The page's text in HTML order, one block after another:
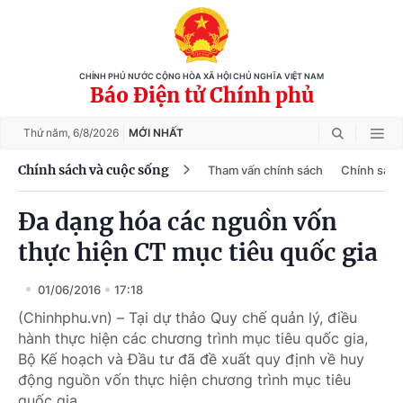
CHÍNH PHỦ NƯỚC CỘNG HÒA XÃ HỘI CHỦ NGHĨA VIỆT NAM
Báo Điện tử Chính phủ
Thứ năm, 6/8/2026 MỚI NHẤT
Chính sách và cuộc sống Tham vấn chính sách Chính
Đa dạng hóa các nguồn vốn
thực hiện CT mục tiêu quốc gia
01/06/2016 17:18
(Chinhphu.vn) – Tại dự thảo Quy chế quản lý, điều
hành thực hiện các chương trình mục tiêu quốc gia,
Bộ Kế hoạch và Đầu tư đã đề xuất quy định về huy
động nguồn vốn thực hiện chương trình mục tiêu